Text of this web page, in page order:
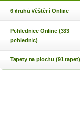
6 druhů Věštění Online
Pohlednice Online (333
pohlednic)
Tapety na plochu (91 tapet)